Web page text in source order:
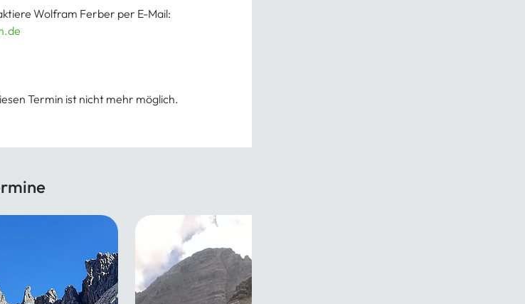
Wolfram Ferber per E-Mail:
Termin ist nicht mehr möglich.